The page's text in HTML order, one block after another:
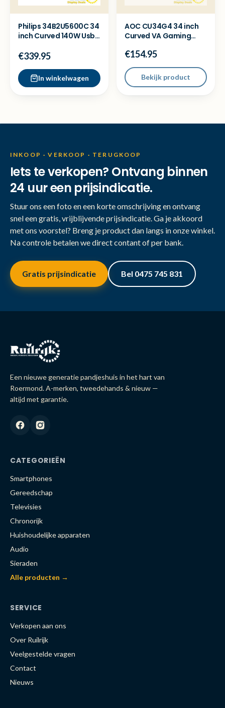
Philips 34B2U5600C 34
inch Curved 140W Usb
€339.95
In winkelwagen
AOC CU34G4 34 inch
Curved VA Gaming
Nieuw
€154.95
Bekijk product
INKOOP · VERKOOP · TERUGKOOP
Iets te verkopen? Ontvang binnen
24 uur een prijsindicatie.
Stuur ons een foto en een korte omschrijving en ontvang
snel een gratis, vrijblijvende prijsindicatie. Ga je akkoord
met ons voorstel? Breng je product dan langs in onze winkel.
Na controle betalen we direct contant of per bank.
Gratis prijsindicatie Bel 0475 745 831
Een nieuwe generatie pandjeshuis in het hart van
Roermond. A-merken, tweedehands & nieuw —
altijd met garantie.
CATEGORIEËN
Smartphones
Gereedschap
Televisies
Chronorijk
Huishoudelijke apparaten
Audio
Sieraden
Alle producten →
SERVICE
Verkopen aan ons
Over Ruilrijk
Veelgestelde vragen
Contact
Nieuws